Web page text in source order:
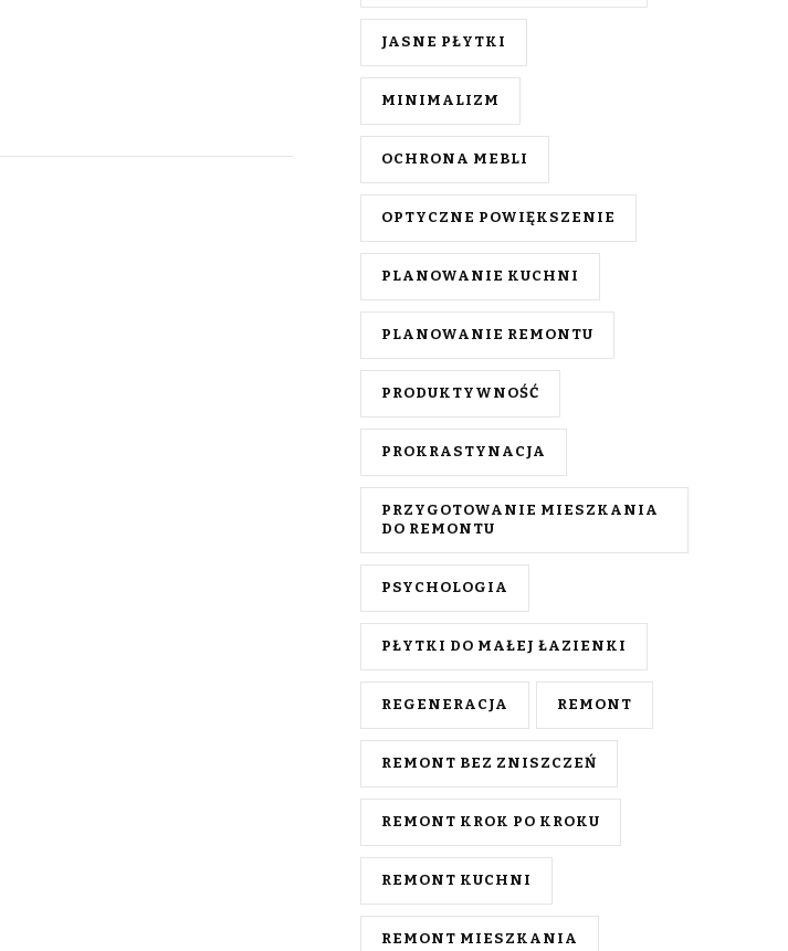
JASNE PŁYTKI
MINIMALIZM
OCHRONA MEBLI
OPTYCZNE POWIĘKSZENIE
PLANOWANIE KUCHNI
PLANOWANIE REMONTU
PRODUKTYWNOŚĆ
PROKRASTYNACJA
PRZYGOTOWANIE MIESZKANIA
DO REMONTU
PSYCHOLOGIA
PŁYTKI DO MAŁEJ ŁAZIENKI
REGENERACJA REMONT
REMONT BEZ ZNISZCZEŃ
REMONT KROK PO KROKU
REMONT KUCHNI
REMONT MIESZKANIA